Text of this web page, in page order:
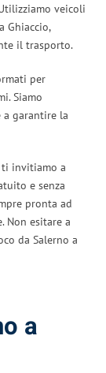
veicoli
Ghiaccio,
il trasporto.
per
Siamo
garantire la
ti invitiamo a
e senza
pronta ad
Non esitare a
da Salerno a
a